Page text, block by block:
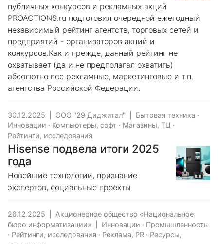
публичных конкурсов и рекламных акций
PROACTIONS.ru подготовил очередной ежегодный
независимый рейтинг агентств, торговых сетей и
предприятий - организаторов акций и
конкурсов.Как и прежде, данный рейтинг не
охватывает (да и не предполагал охватить)
абсолютно все рекламные, маркетинговые и т.п.
агентства Российской Федерации.
30.12.2025 ООО "29 Диджитал" Бытовая техника ·
Инновации · Компьютеры, софт · Магазины, ТЦ ·
Рейтинги, исследования
Hisense подвела итоги 2025
года
Новейшие технологии, признание
экспертов, социальные проекты
26.12.2025
Акционерное общество «Национальное
бюро информатизации»
Инновации · Промышленность
· Рейтинги, исследования · Реклама, PR · Ресурсы,